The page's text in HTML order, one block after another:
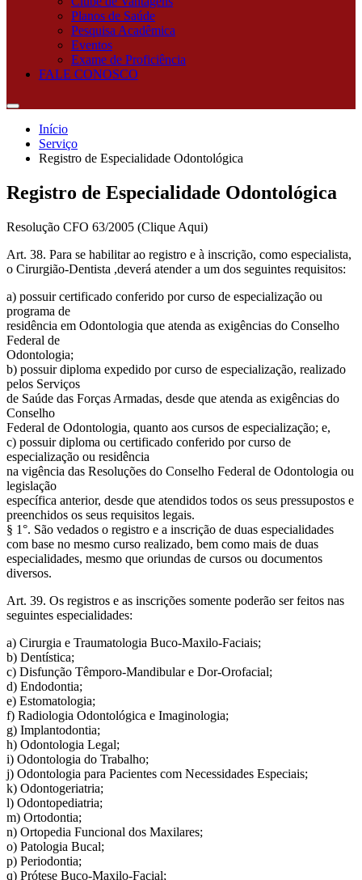
Planos de Saúde
Pesquisa Acadêmica
Eventos
Exame de Proficiência
FALE CONOSCO
Início
Serviço
Registro de Especialidade Odontológica
Registro de Especialidade Odontológica
Resolução CFO 63/2005 (Clique Aqui)
Art. 38. Para se habilitar ao registro e à inscrição, como especialista,
o Cirurgião-Dentista ,deverá atender a um dos seguintes requisitos:
a) possuir certificado conferido por curso de especialização ou
programa de
residência em Odontologia que atenda as exigências do Conselho
Federal de
Odontologia;
b) possuir diploma expedido por curso de especialização, realizado
pelos Serviços
de Saúde das Forças Armadas, desde que atenda as exigências do
Conselho
Federal de Odontologia, quanto aos cursos de especialização; e,
c) possuir diploma ou certificado conferido por curso de
especialização ou residência
na vigência das Resoluções do Conselho Federal de Odontologia ou
legislação
específica anterior, desde que atendidos todos os seus pressupostos e
preenchidos os seus requisitos legais.
§ 1°. São vedados o registro e a inscrição de duas especialidades
com base no mesmo curso realizado, bem como mais de duas
especialidades, mesmo que oriundas de cursos ou documentos
diversos.
Art. 39. Os registros e as inscrições somente poderão ser feitos nas
seguintes especialidades:
a) Cirurgia e Traumatologia Buco-Maxilo-Faciais;
b) Dentística;
c) Disfunção Têmporo-Mandibular e Dor-Orofacial;
d) Endodontia;
e) Estomatologia;
f) Radiologia Odontológica e Imaginologia;
g) Implantodontia;
h) Odontologia Legal;
i) Odontologia do Trabalho;
j) Odontologia para Pacientes com Necessidades Especiais;
k) Odontogeriatria;
l) Odontopediatria;
m) Ortodontia;
n) Ortopedia Funcional dos Maxilares;
o) Patologia Bucal;
p) Periodontia;
q) Prótese Buco-Maxilo-Facial;